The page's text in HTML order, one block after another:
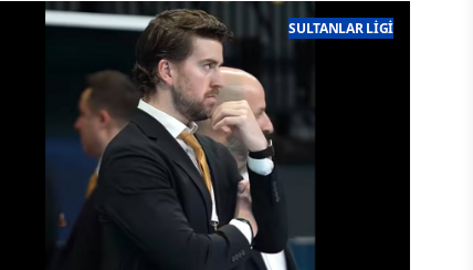
ABD ile Polonya, 2026 FIVB Voleybol
Milletler Ligi (VNL) Şampiyonluk
karşılaşması İçin Karşı Karşıya Geliyor
SULTANLAR LIGI